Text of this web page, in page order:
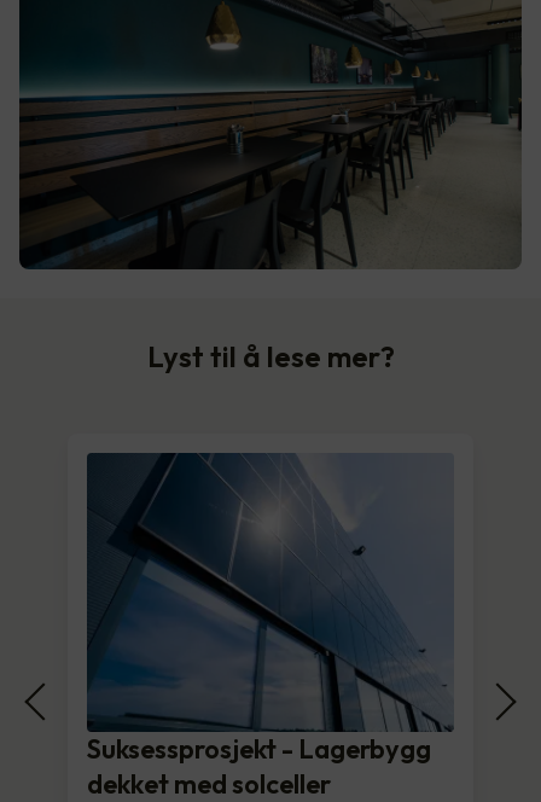
Lyst til å lese mer?
Suksessprosjekt - Lagerbygg
dekket med solceller